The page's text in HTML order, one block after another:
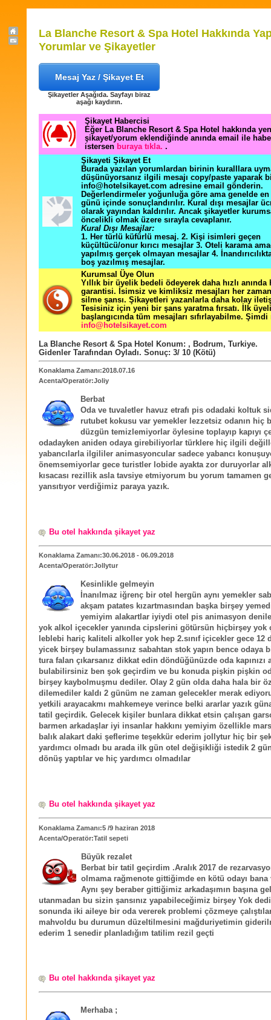
La Blanche Resort & Spa Hotel Hakkında
Yorumlar ve Şikayetler
Mesaj Yaz / Şikayet Et
Şikayetler Aşağıda. Sayfayı biraz
aşağı kaydırın.
Şikayet Habercisi
Eğer La Blanche Resort & Spa Hotel hakkında
şikayet/yorum eklendiğinde anında email ile
istersen buraya tıkla. .
Şikayeti Şikayet Et
Burada yazılan yorumlardan birinin kuralllara
düşünüyorsanız ilgili mesajı copy/paste yaparak
info@hotelsikayet.com adresine email gönderin.
Değerlendirmeler yoğunluğa göre ama genelde
günü içinde sonuçlandırılır. Kural dışı mesajlar
olarak yayından kaldırılır. Ancak şikayetler
öncelikli olmak üzere sırayla cevaplanır.
Kural Dışı Mesajlar:
1. Her türlü küfürlü mesaj. 2. Kişi isimleri geçen
küçültücü/onur kırıcı mesajlar 3. Oteli karama
yapılmış gerçek olmayan mesajlar 4.
boş yazılmış mesajlar.
Kurumsal Üye Olun
Yıllık bir üyelik bedeli ödeyerek daha hızlı
garantisi. İsimsiz ve kimliksiz mesajları her zaman
silme şansı. Şikayetleri yazanlarla daha kolay
Tesisiniz için yeni bir şans yaratma fırsatı. İlk
başlangıcında tüm mesajları sıfırlayabilme. Şimdi
info@hotelsikayet.com
La Blanche Resort & Spa Hotel Konum: , Bodrum, Turkiye.
Gidenler Tarafından Oyladı. Sonuç: 3/ 10 (Kötü)
Konaklama Zamanı:2018.07.16
Acenta/Operatör:Joliy
Berbat
Oda ve tuvaletler havuz etrafı pis odadaki koltuk
rutubet kokusu var yemekler lezzetsiz odanın hiç
düzgün temizlemiyorlar öylesine toplayıp kapıyı
odadayken aniden odaya girebiliyorlar türklere hiç ilgili
yabancılarla ilgililer animasyoncular sadece yabancı
önemsemiyorlar gece turistler lobide ayakta zor duruyorlar
kısacası rezillik asla tavsiye etmiyorum bu yorum tamamen
yansıtıyor verdiğimiz paraya yazık.
Bu otel hakkında şikayet yaz
Konaklama Zamanı:30.06.2018 - 06.09.2018
Acenta/Operatör:Jollytur
Kesinlikle gelmeyin
İnanılmaz iğrenç bir otel hergün aynı yemekler
akşam patates kızartmasından başka birşey
yemiyim alakartlar iyiydi otel pis animasyon
yok alkol içecekler yanında cipslerini götürsün hiçbirşey yok
leblebi hariç kaliteli alkoller yok hep 2.sınıf içicekler gece 12
yicek birşey bulamassınız sabahtan stok yapın bence odaya
tura falan çıkarsanız dikkat edin döndüğünüzde oda kapınızı
bulabilirsiniz ben şok geçirdim ve bu konuda pişkin pişkin
birşey kaybolmuşmu dediler. Olay 2 gün olda daha hala bir
dilemediler kaldı 2 günüm ne zaman gelecekler merak
yetkili arayacakmı mahkemeye verince belki ararlar yazık
tatil geçirdik. Gelecek kişiler bunlara dikkat etsin çalışan
barmen arkadaşlar iyi insanlar hakkını yemiyim özellikle
balık alakart daki şeflerime teşekkür ederim jollytur hiç bir
yardımcı olmadı bu arada ilk gün otel değişikliği istedik 2
dönüş yaptılar ve hiç yardımcı olmadılar
Bu otel hakkında şikayet yaz
Konaklama Zamanı:5 /9 haziran 2018
Acenta/Operatör:Tatil sepeti
Büyük rezalet
Berbat bir tatil geçirdim .Aralık 2017 de
olmama rağmenote gittiğimde en kötü odayı bana
Aynı şey beraber gittiğimiz arkadaşımın başına
utanmadan bu sizin şansınız yapabileceğimiz birşey Yok
sonunda iki aileye bir oda vererek problemi çözmeye
mahvoldu bu durumun düzeltilmesini mağduriyetimin
ederim 1 senedir planladığım tatilim rezil geçti
Bu otel hakkında şikayet yaz
Merhaba ;